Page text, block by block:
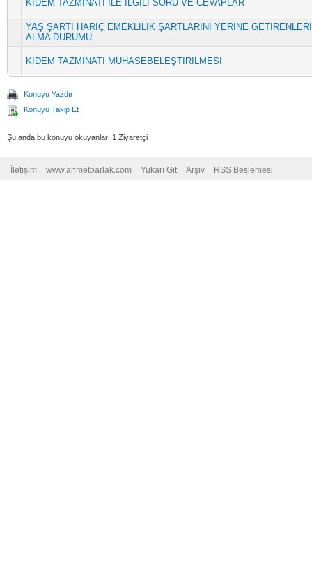
KIDEM TAZMİNATİ İLE İLGİLİ SORU VE CEVAPLAR
YAŞ ŞARTI HARİÇ EMEKLİLİK ŞARTLARINI YERİNE
ALMA DURUMU
KIDEM TAZMİNATI MUHASEBELEŞTİRİLMESİ
Konuyu Yazdır
Konuyu Takip Et
Şu anda bu konuyu okuyanlar: 1 Ziyaretçi
İletişim www.ahmetbarlak.com Yukarı Git Arşiv RSS Beslemesi